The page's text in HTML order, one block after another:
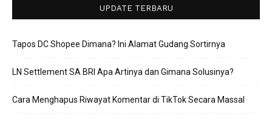
UPDATE TERBARU
Tapos DC Shopee Dimana? Ini Alamat Gudang Sortirnya
LN Settlement SA BRI Apa Artinya dan Gimana Solusinya?
Cara Menghapus Riwayat Komentar di TikTok Secara Massal